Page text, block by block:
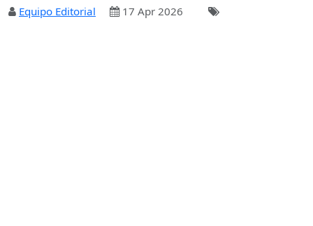
Equipo Editorial 17 Apr 2026